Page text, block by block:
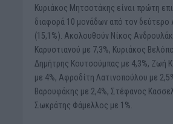
Κυριάκος Μητσοτάκης είναι πρώτη
διαφορά 10 μονάδων από τον δεύτερο
(15,1%). Ακολουθούν Νίκος
Καρυστιανού με 7,3%, Κυριάκος
Δημήτρης Κουτσούμπας με 4,3%, Ζωή
με 4%, Αφροδίτη Λατινοπούλου με
Βαρουφάκης με 2,4%, Στέφανος
Σωκράτης Φάμελλος με 1%.